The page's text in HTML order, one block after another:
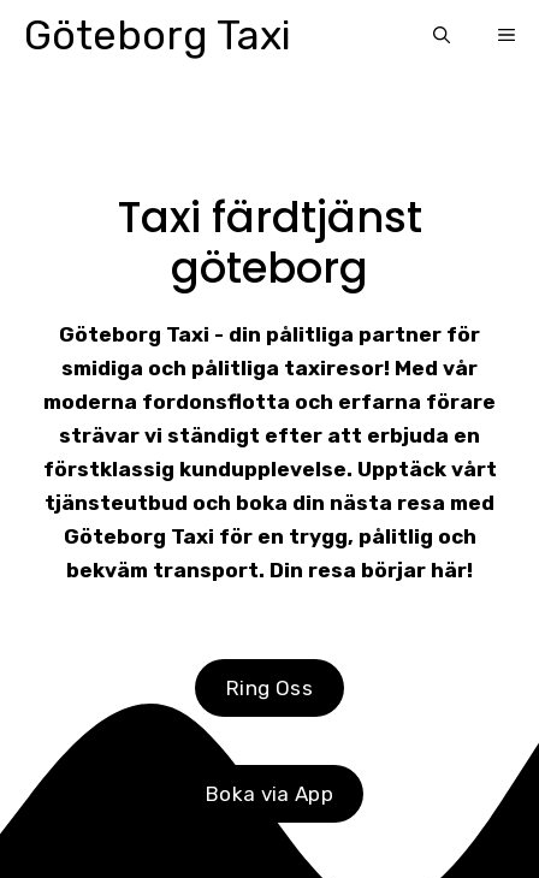
SkipGöteborg Taxi
Taxi färdtjänst
göteborg
Göteborg Taxi - din pålitliga partner för
smidiga och pålitliga taxiresor! Med vår
moderna fordonsflotta och erfarna förare
strävar vi ständigt efter att erbjuda en
förstklassig kundupplevelse. Upptäck vårt
tjänsteutbud och boka din nästa resa med
Göteborg Taxi för en trygg, pålitlig och
bekväm transport. Din resa börjar här!
Ring Oss
Boka via App